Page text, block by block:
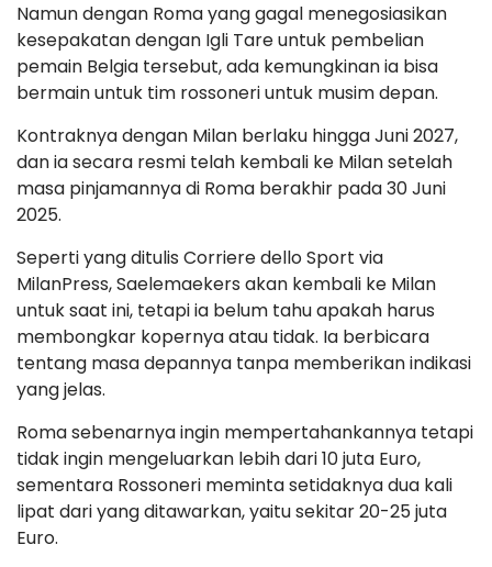
Namun dengan Roma yang gagal menegosiasikan
kesepakatan dengan Igli Tare untuk pembelian
pemain Belgia tersebut, ada kemungkinan ia bisa
bermain untuk tim rossoneri untuk musim depan.
Kontraknya dengan Milan berlaku hingga Juni 2027,
dan ia secara resmi telah kembali ke Milan setelah
masa pinjamannya di Roma berakhir pada 30 Juni
2025.
Seperti yang ditulis Corriere dello Sport via
MilanPress, Saelemaekers akan kembali ke Milan
untuk saat ini, tetapi ia belum tahu apakah harus
membongkar kopernya atau tidak. Ia berbicara
tentang masa depannya tanpa memberikan indikasi
yang jelas.
Roma sebenarnya ingin mempertahankannya tetapi
tidak ingin mengeluarkan lebih dari 10 juta Euro,
sementara Rossoneri meminta setidaknya dua kali
lipat dari yang ditawarkan, yaitu sekitar 20-25 juta
Euro.